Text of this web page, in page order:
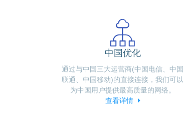
中国优化
通过与中国三大运营商(中国电信、中国
联通、中国移动)的直接连接，我们可以
为中国用户提供最高质量的网络。
查看详情